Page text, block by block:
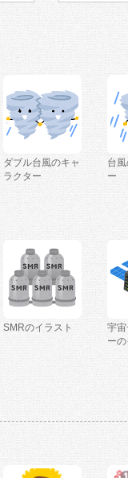
ダブル台風のキャ
ラクター
台
ー
SMRのイラスト
宇宙
ー